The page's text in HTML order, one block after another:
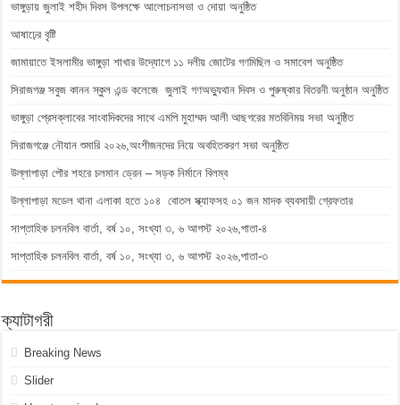
ভাঙ্গুড়ায় জুলাই শহীদ দিবস উপলক্ষে আলোচনাসভা ও দোয়া অনুষ্ঠিত
আষাঢ়ের বৃষ্টি
জামায়াতে ইসলামীর ভাঙ্গুড়া শাখার উদ্যোগে ১১ দলীয় জোটের গণমিছিল ও সমাবেশ অনুষ্ঠিত
সিরাজগঞ্জ সবুজ কানন স্কুল এন্ড কলেজে জুলাই গণঅভ্যুথান দিবস ও পুরুষ্কার বিতরনী অনুষ্ঠান অনুষ্ঠিত
ভাঙ্গুড়া প্রেসক্লাবের সাংবাদিকদের সাথে এমপি মুহাম্মদ আলী আছগরের মতবিনিময় সভা অনুষ্ঠিত
সিরাজগঞ্জে নৌযান শুমারি ২০২৬,অংশীজনদের নিয়ে অবহিতকরণ সভা অনুষ্ঠিত
উল্লাপাড়া পৌর শহরে চলমান ড্রেন – সড়ক নির্মানে বিলম্ব
উল্লাপাড়া মডেল থানা এলাকা হতে ১০৪ বোতল স্ক্যাফসহ ০১ জন মাদক ব্যবসায়ী গ্রেফতার
সাপ্তাহিক চলনবিল বার্তা, বর্ষ ১০, সংখ্যা ৩, ৬ আগস্ট ২০২৬,পাতা-৪
সাপ্তাহিক চলনবিল বার্তা, বর্ষ ১০, সংখ্যা ৩, ৬ আগস্ট ২০২৬,পাতা-৩
ক্যাটাগরী
Breaking News
Slider